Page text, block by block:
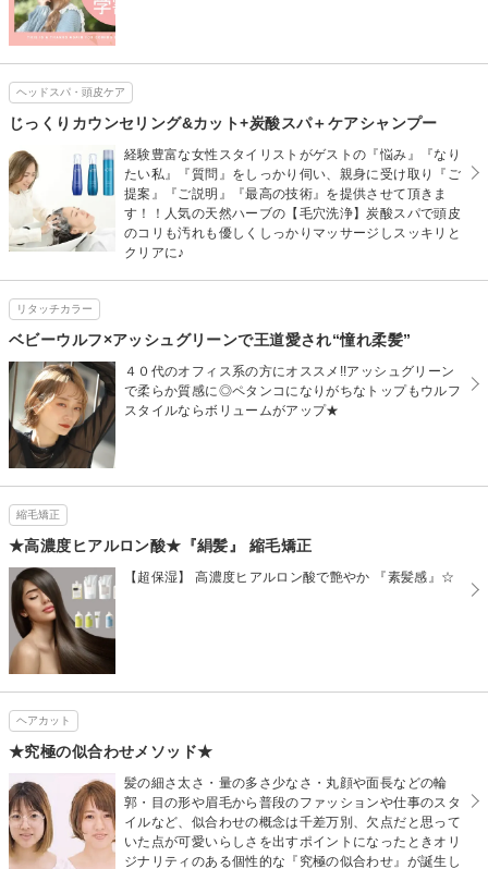
ヘッドスパ・頭皮ケア
じっくりカウンセリング&カット+炭酸スパ＋ケアシャンプー
経験豊富な女性スタイリストがゲストの『悩み』『なり
たい私』『質問』をしっかり伺い、親身に受け取り『ご
提案』『ご説明』『最高の技術』を提供させて頂きま
す！！人気の天然ハーブの【毛穴洗浄】炭酸スパで頭皮
のコリも汚れも優しくしっかりマッサージしスッキリと
クリアに♪
リタッチカラー
ベビーウルフ×アッシュグリーンで王道愛され“憧れ柔髪”
４０代のオフィス系の方にオススメ!!アッシュグリーン
で柔らか質感に◎ペタンコになりがちなトップもウルフ
スタイルならボリュームがアップ★
縮毛矯正
★高濃度ヒアルロン酸★『絹髪』 縮毛矯正
【超保湿】 高濃度ヒアルロン酸で艶やか 『素髪感』☆
ヘアカット
★究極の似合わせメソッド★
髪の細さ太さ・量の多さ少なさ・丸顔や面長などの輪
郭・目の形や眉毛から普段のファッションや仕事のスタ
イルなど、似合わせの概念は千差万別、欠点だと思って
いた点が可愛いらしさを出すポイントになったときオリ
ジナリティのある個性的な『究極の似合わせ』が誕生し